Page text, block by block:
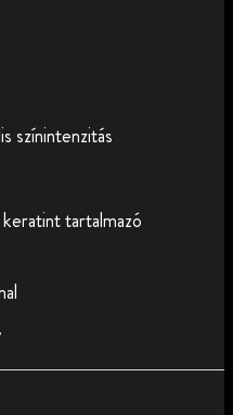
színintenzitás
tartalmazó